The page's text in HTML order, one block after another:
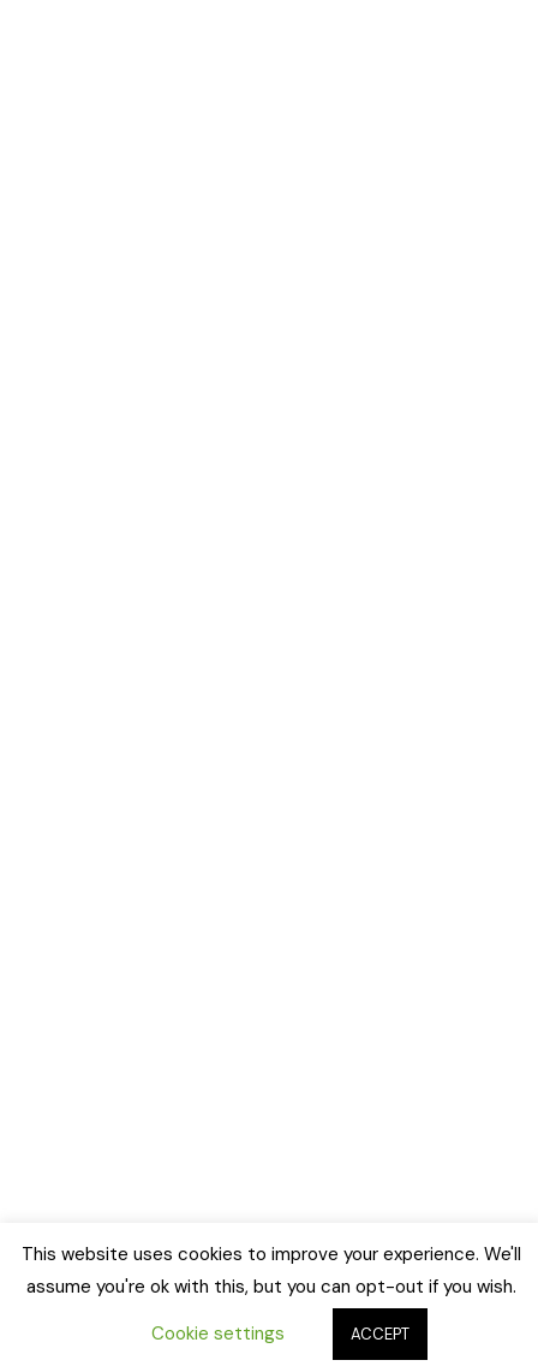
This website uses cookies to improve your experience. We'll
assume you're ok with this, but you can opt-out if you wish.
Cookie settings
ACCEPT